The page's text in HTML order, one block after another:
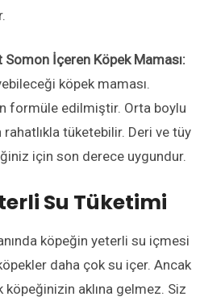
İçeren Köpek Maması:
köpek maması.
formüle edilmiştir. Orta boylu
tüketebilir. Deri ve tüy
için son derece uygundur.
Su Tüketimi
köpeğin yeterli su içmesi
daha çok su içer. Ancak
aklına gelmez. Siz